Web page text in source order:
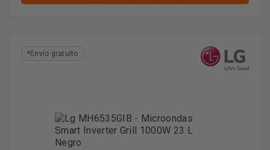
*Envío gratuito